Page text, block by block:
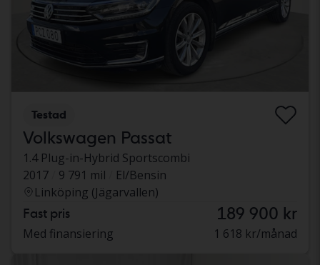
Testad
Volkswagen Passat
1.4 Plug-in-Hybrid Sportscombi
2017
9 791 mil
El/Bensin
Linköping (Jägarvallen)
Fast pris 189 900 kr
Med finansiering 1 618 kr/månad